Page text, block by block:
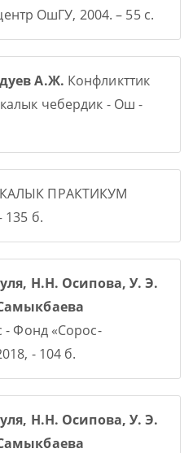
ОшГУ, 2004. – 55 с.
А.Ж. Конфликттик
чебердик - Ош -
ПРАКТИКУМ
б.
Н.Н. Осипова, У. Э.
- Фонд «Сорос-
- 104 б.
Н.Н. Осипова, У. Э.